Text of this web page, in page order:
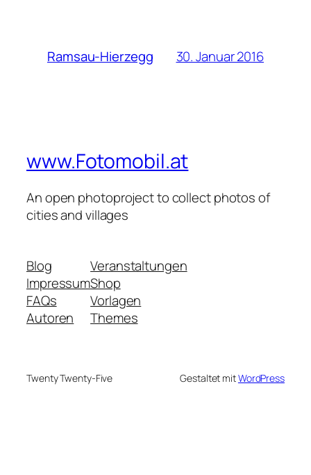
Ramsau-Hierzegg 30. Januar 2016
www.Fotomobil.at
An open photoproject to collect photos of
cities and villages
Blog
Impressum
FAQs
Autoren
Veranstaltungen
Shop
Vorlagen
Themes
Twenty Twenty-Five Gestaltet mitWordPress